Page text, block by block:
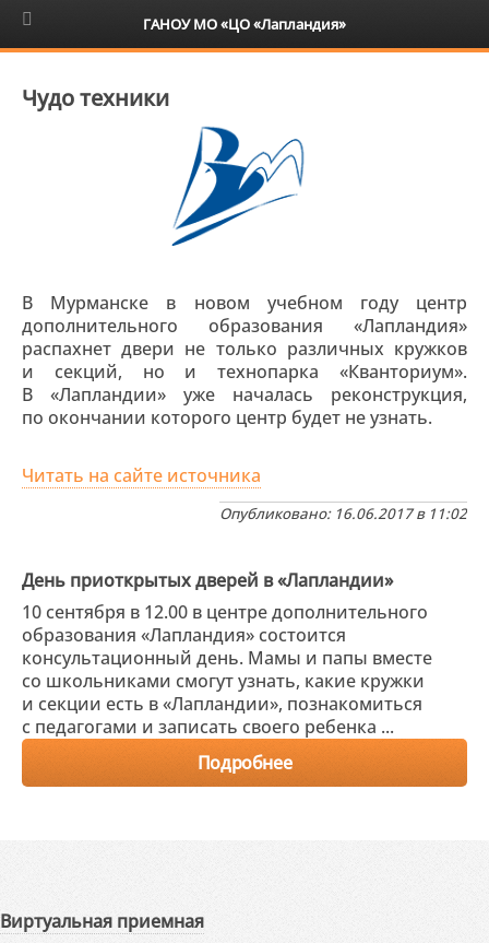
6+
Чудо техники
В Мурманске в новом учебном году центр
дополнительного образования «Лапландия»
распахнет двери не только различных кружков
и секций, но и технопарка «Кванториум».
В «Лапландии» уже началась реконструкция,
по окончании которого центр будет не узнать.
Читать на сайте источника
Опубликовано: 16.06.2017 в 11:02
День приоткрытых дверей в «Лапландии»
10 сентября в 12.00 в центре дополнительного
образования «Лапландия» состоится
консультационный день. Мамы и папы вместе
со школьниками смогут узнать, какие кружки
и секции есть в «Лапландии», познакомиться
с педагогами и записать своего ребенка ...
Подробнее
Виртуальная приемная
ГАНОУ МО «ЦО «Лапландия»